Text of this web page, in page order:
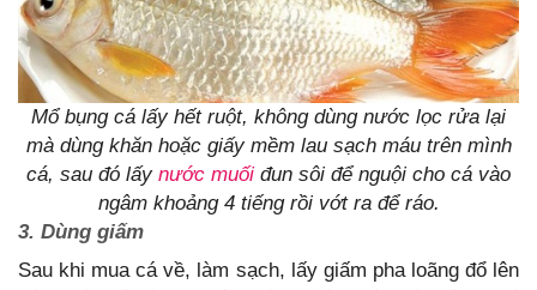
Mổ bụng cá lấy hết ruột, không dùng nước lọc rửa lại
mà dùng khăn hoặc giấy mềm lau sạch máu trên mình
cá, sau đó lấy nước muối đun sôi để nguội cho cá vào
ngâm khoảng 4 tiếng rồi vớt ra để ráo.
3. Dùng giấm
Sau khi mua cá về, làm sạch, lấy giấm pha loãng đổ lên